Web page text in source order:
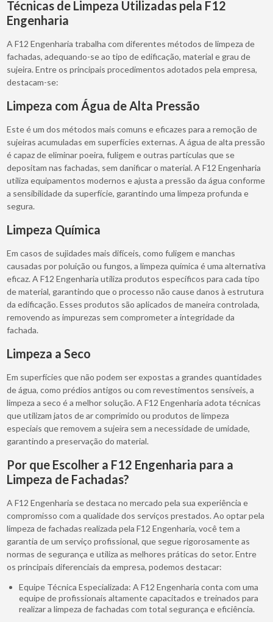
Técnicas de Limpeza Utilizadas pela F12
Engenharia
A F12 Engenharia trabalha com diferentes métodos de limpeza de
fachadas, adequando-se ao tipo de edificação, material e grau de
sujeira. Entre os principais procedimentos adotados pela empresa,
destacam-se:
Limpeza com Água de Alta Pressão
Este é um dos métodos mais comuns e eficazes para a remoção de
sujeiras acumuladas em superfícies externas. A água de alta pressão
é capaz de eliminar poeira, fuligem e outras partículas que se
depositam nas fachadas, sem danificar o material. A F12 Engenharia
utiliza equipamentos modernos e ajusta a pressão da água conforme
a sensibilidade da superfície, garantindo uma limpeza profunda e
segura.
Limpeza Química
Em casos de sujidades mais difíceis, como fuligem e manchas
causadas por poluição ou fungos, a limpeza química é uma alternativa
eficaz. A F12 Engenharia utiliza produtos específicos para cada tipo
de material, garantindo que o processo não cause danos à estrutura
da edificação. Esses produtos são aplicados de maneira controlada,
removendo as impurezas sem comprometer a integridade da
fachada.
Limpeza a Seco
Em superfícies que não podem ser expostas a grandes quantidades
de água, como prédios antigos ou com revestimentos sensíveis, a
limpeza a seco é a melhor solução. A F12 Engenharia adota técnicas
que utilizam jatos de ar comprimido ou produtos de limpeza
especiais que removem a sujeira sem a necessidade de umidade,
garantindo a preservação do material.
Por que Escolher a F12 Engenharia para a
Limpeza de Fachadas?
A F12 Engenharia se destaca no mercado pela sua experiência e
compromisso com a qualidade dos serviços prestados. Ao optar pela
limpeza de fachadas realizada pela F12 Engenharia, você tem a
garantia de um serviço profissional, que segue rigorosamente as
normas de segurança e utiliza as melhores práticas do setor. Entre
os principais diferenciais da empresa, podemos destacar:
Equipe Técnica Especializada: A F12 Engenharia conta com uma
equipe de profissionais altamente capacitados e treinados para
realizar a limpeza de fachadas com total segurança e eficiência.